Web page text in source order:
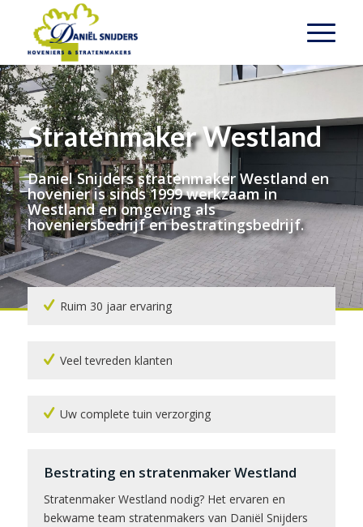
Stratenmaker Westland
Daniel Snijders stratenmaker Westland en
hovenier is sinds 1999 werkzaam in
Westland en omgeving als
hoveniersbedrijf en bestratingsbedrijf.
Ruim 30 jaar ervaring
Veel tevreden klanten
Uw complete tuin verzorging
Bestrating en stratenmaker Westland
Stratenmaker Westland nodig? Het ervaren en
bekwame team stratenmakers van Daniël Snijders